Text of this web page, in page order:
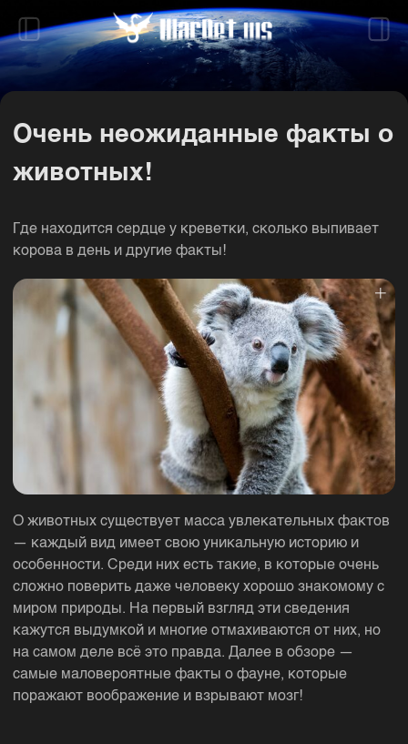
Очень неожиданные факты о
животных!
Где находится сердце у креветки, сколько выпивает
корова в день и другие факты!
О животных существует масса увлекательных фактов
— каждый вид имеет свою уникальную историю и
особенности. Среди них есть такие, в которые очень
сложно поверить даже человеку хорошо знакомому с
миром природы. На первый взгляд эти сведения
кажутся выдумкой и многие отмахиваются от них, но
на самом деле всё это правда. Далее в обзоре —
самые маловероятные факты о фауне, которые
поражают воображение и взрывают мозг!